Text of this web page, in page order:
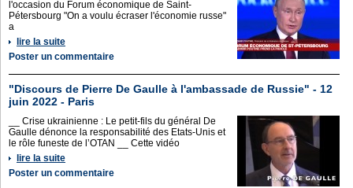
l'occasion du Forum économique de Saint-
Pétersbourg "On a voulu écraser l'économie russe"
a
lire la suite
Poster un commentaire
"Discours de Pierre De Gaulle à l'ambassade de Russie" - 12
juin 2022 - Paris
__ Crise ukrainienne : Le petit-fils du général De
Gaulle dénonce la responsabilité des Etats-Unis et
le rôle funeste de l’OTAN __ Cette vidéo
lire la suite
Poster un commentaire